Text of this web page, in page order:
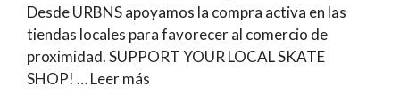
Desde URBNS apoyamos la compra activa en las
tiendas locales para favorecer al comercio de
proximidad. SUPPORT YOUR LOCAL SKATE
SHOP! …Leer más